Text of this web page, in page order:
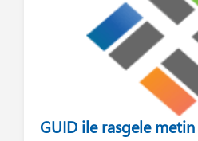
GUID ile rasgele